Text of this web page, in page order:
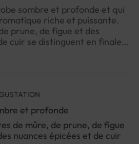
sombre et profonde et qui
riche et puissante.
prune, de figue et des
cuir se distinguent en finale.
intenses et fins, exprimant
et profonde
de mûre, de prune, de figue
nuances épicées et de cuir